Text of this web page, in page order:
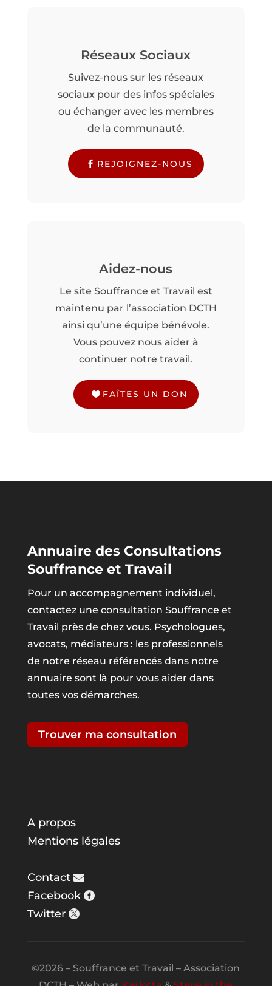
Réseaux Sociaux
Suivez-nous sur les réseaux
sociaux pour des infos spéciales
ou échanger avec les membres
de la communauté.
REJOIGNEZ-NOUS
Aidez-nous
Le site Souffrance et Travail est
maintenu par l’association DCTH
ainsi qu’une équipe bénévole.
Vous pouvez nous aider à
continuer notre travail.
FAÎTES UN DON
Annuaire des Consultations
Souffrance et Travail
Pour un accompagnement individuel,
contactez une consultation Souffrance et
Travail près de chez vous. Psychologues,
avocats, médiateurs : les professionnels
de notre réseau référencés dans notre
annuaire sont là pour vous aider dans
toutes vos démarches.
Trouver ma consultation
A propos
Mentions légales
Contact
Facebook
Twitter
©2026 – Souffrance et Travail – Association